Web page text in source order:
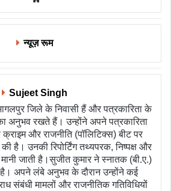
न्यूज़ रूम
Sujeet Singh
जिले के निवासी हैं और पत्रकारिता के
अनुभव रखते हैं। उन्होंने अपने पत्रकारिता
और राजनीति (पॉलिटिक्स) बीट पर
है। उनकी रिपोर्टिंग तथ्यपरक, निष्पक्ष और
मानी जाती है।सुजीत कुमार ने स्नातक (बी.ए.)
है। अपने लंबे अनुभव के दौरान उन्होंने कई
संबंधी मामलों और राजनीतिक गतिविधियों